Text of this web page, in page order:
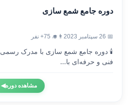
دوره جامع شمع سازی
📅 26 سپتامبر 2023 👨‍🎓 75+ نفر
🕯️ دوره جامع شمع سازی با مدرک رسمی
فنی و حرفه‌ای با...
مشاهده دوره◀